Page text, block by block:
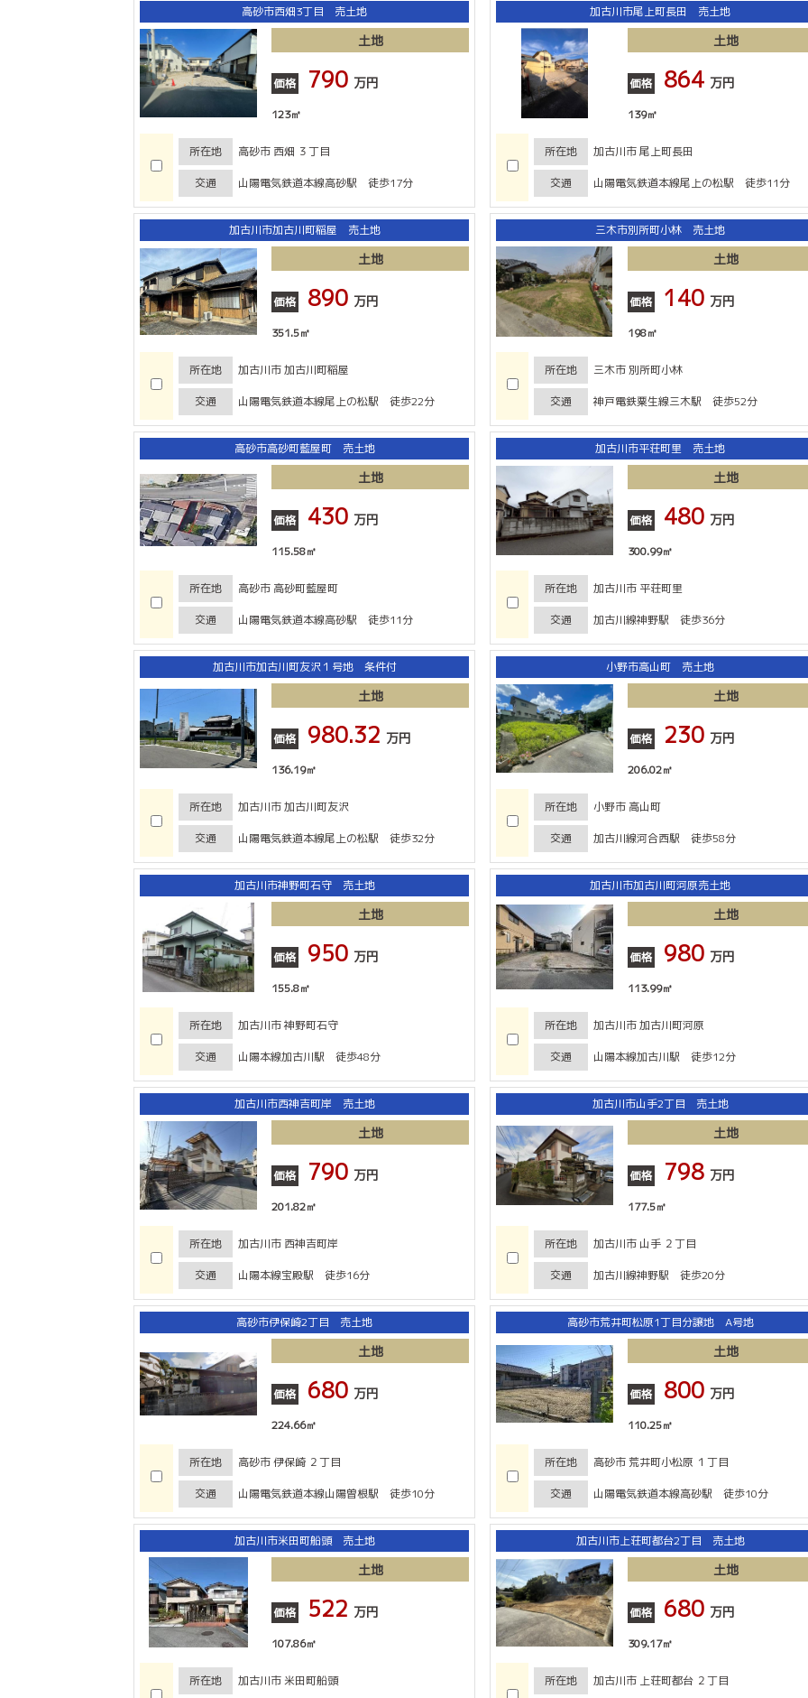
高砂市西畑3丁目 売土地
土地
価格 790 万円
123㎡
所在地 高砂市 西畑 ３丁目
交通 山陽電気鉄道本線高砂駅 徒歩17分
加古川市尾上町長田 売土地
土地
価格 864 万円
139㎡
所在地 加古川市 尾上町長田
交通 山陽電気鉄道本線尾上の松駅 徒歩11分
加古川市加古川町稲屋 売土地
土地
価格 890 万円
351.5㎡
所在地 加古川市 加古川町稲屋
交通 山陽電気鉄道本線尾上の松駅 徒歩22分
三木市別所町小林 売土地
土地
価格 140 万円
198㎡
所在地 三木市 別所町小林
交通 神戸電鉄粟生線三木駅 徒歩52分
高砂市高砂町藍屋町 売土地
土地
価格 430 万円
115.58㎡
所在地 高砂市 高砂町藍屋町
交通 山陽電気鉄道本線高砂駅 徒歩11分
加古川市平荘町里 売土地
土地
価格 480 万円
300.99㎡
所在地 加古川市 平荘町里
交通 加古川線神野駅 徒歩36分
加古川市加古川町友沢１号地 条件付
土地
価格 980.32 万円
136.19㎡
所在地 加古川市 加古川町友沢
交通 山陽電気鉄道本線尾上の松駅 徒歩32分
小野市高山町 売土地
土地
価格 230 万円
206.02㎡
所在地 小野市 高山町
交通 加古川線河合西駅 徒歩58分
加古川市神野町石守 売土地
土地
価格 950 万円
155.8㎡
所在地 加古川市 神野町石守
交通 山陽本線加古川駅 徒歩48分
加古川市加古川町河原売土地
土地
価格 980 万円
113.99㎡
所在地 加古川市 加古川町河原
交通 山陽本線加古川駅 徒歩12分
加古川市西神吉町岸 売土地
土地
価格 790 万円
201.82㎡
所在地 加古川市 西神吉町岸
交通 山陽本線宝殿駅 徒歩16分
加古川市山手2丁目 売土地
土地
価格 798 万円
177.5㎡
所在地 加古川市 山手 ２丁目
交通 加古川線神野駅 徒歩20分
高砂市伊保崎2丁目 売土地
土地
価格 680 万円
224.66㎡
所在地 高砂市 伊保崎 ２丁目
交通 山陽電気鉄道本線山陽曽根駅 徒歩10分
高砂市荒井町松原1丁目分譲地 A号地
土地
価格 800 万円
110.25㎡
所在地 高砂市 荒井町小松原 １丁目
交通 山陽電気鉄道本線高砂駅 徒歩10分
加古川市米田町船頭 売土地
土地
価格 522 万円
107.86㎡
所在地 加古川市 米田町船頭
加古川市上荘町都台2丁目 売土地
土地
価格 680 万円
309.17㎡
所在地 加古川市 上荘町都台 ２丁目